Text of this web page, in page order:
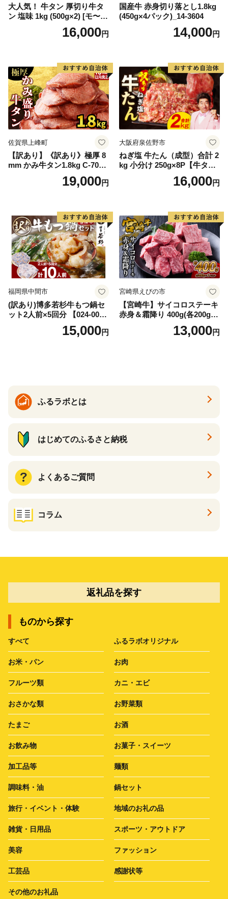
大人気！ 牛タン 厚切り牛タ
ン 塩味 1kg (500g×2) [モ〜ラ
ンド 宮城県 気仙沼市 205646
60] 肉 牛肉 精肉 牛たん 牛タ
厚切り タン
16,000円
国産牛 赤身切り落とし1.8kg
(450g×4パック)_14-3604
14,000円
佐賀県上峰町
【訳あり】《訳あり》極厚 8
mm かみ牛タン1.8kg C-709-
19,000円
大阪府泉佐野市
ねぎ塩 牛たん（成型）合計 2
kg 小分け 250g×8P【牛タン
牛肉 焼肉用 薄切り 訳あり サ
16,000円
福岡県中間市
(訳あり)博多若杉牛もつ鍋セ
ット2人前×5回分 【024-002
15,000円
宮崎県えびの市
【宮崎牛】サイコロステーキ
赤身＆霜降り 400g(各200g×
１P 計2P) 真空パック 冷凍
13,000円
ふるラボとは
はじめてのふるさと納税
よくあるご質問
コラム
返礼品を探す
ものから探す
すべて ふるラボオリジナル
お米・パン お肉
フルーツ類 カニ・エビ
おさかな類 お野菜類
たまご お酒
お飲み物 お菓子・スイーツ
加工品等 麺類
調味料・油 鍋セット
旅行・イベント・体験 地域のお礼の品
雑貨・日用品 スポーツ・アウトドア
美容 ファッション
工芸品 感謝状等
その他のお礼品